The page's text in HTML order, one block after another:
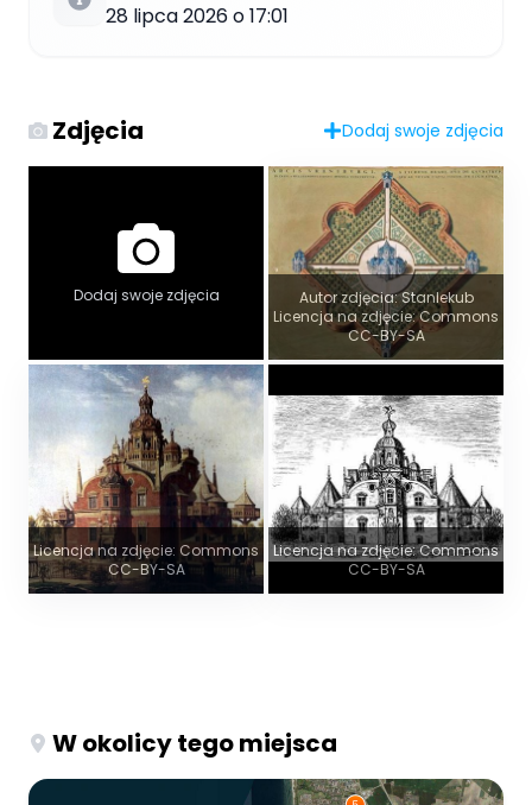
28 lipca 2026 o 17:01
Zdjęcia Dodaj swoje zdjęcia
Dodaj swoje zdjęcia
Autor zdjęcia: Stanlekub
Licencja na zdjęcie: Commons
CC-BY-SA
Licencja na zdjęcie: Commons
CC-BY-SA
Licencja na zdjęcie: Commons
CC-BY-SA
W okolicy tego miejsca